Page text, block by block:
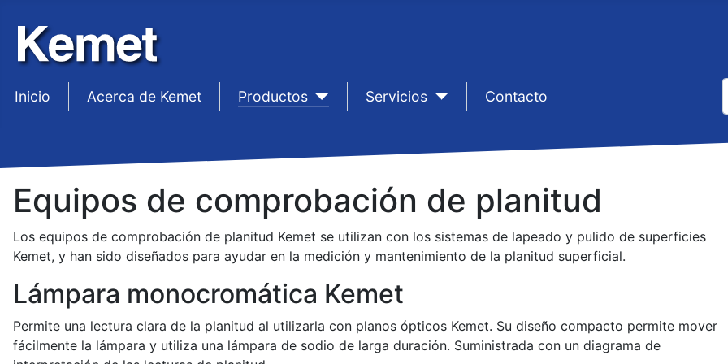
Inicio sep1Acerca de Kemet sep1Productos sep1Servicios sep1Contacto
Equipos de comprobación de planitud
Los equipos de comprobación de planitud Kemet se utilizan con los sistemas de lapeado y pulido de superficies
Kemet, y han sido diseñados para ayudar en la medición y mantenimiento de la planitud superficial.
Lámpara monocromática Kemet
Permite una lectura clara de la planitud al utilizarla con planos ópticos Kemet. Su diseño compacto permite mover
fácilmente la lámpara y utiliza una lámpara de sodio de larga duración. Suministrada con un diagrama de